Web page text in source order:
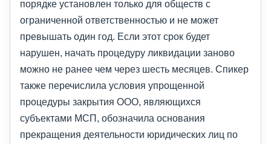
порядке установлен только для обществ с
ограниченной ответственностью и не может
превышать один год. Если этот срок будет
нарушен, начать процедуру ликвидации заново
можно не ранее чем через шесть месяцев. Спикер
также перечислила условия упрощенной
процедуры закрытия ООО, являющихся
субъектами МСП, обозначила основания
прекращения деятельности юридических лиц по